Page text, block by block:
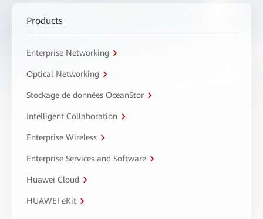
Products
Enterprise Networking
Optical Networking
Stockage de données OceanStor
Intelligent Collaboration
Enterprise Wireless
Enterprise Services and Software
Huawei Cloud
HUAWEI eKit